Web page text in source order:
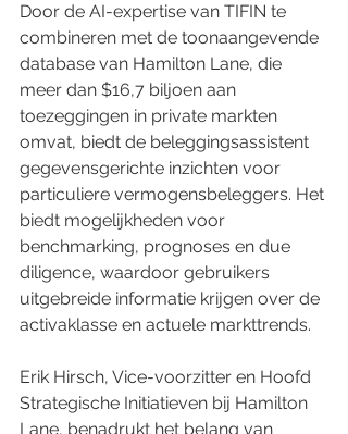
Door de AI-expertise van TIFIN te
combineren met de toonaangevende
database van Hamilton Lane, die
meer dan $16,7 biljoen aan
toezeggingen in private markten
omvat, biedt de beleggingsassistent
gegevensgerichte inzichten voor
particuliere vermogensbeleggers. Het
biedt mogelijkheden voor
benchmarking, prognoses en due
diligence, waardoor gebruikers
uitgebreide informatie krijgen over de
activaklasse en actuele markttrends.
Erik Hirsch, Vice-voorzitter en Hoofd
Strategische Initiatieven bij Hamilton
Lane, benadrukt het belang van